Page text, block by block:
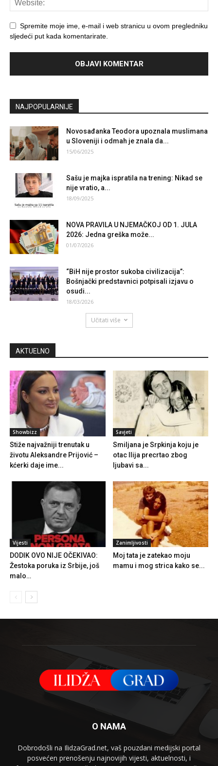
Spremite moje ime, e-mail i web stranicu u ovom pregledniku
sljedeći put kada komentarirate.
NAJPOPULARNIJE
Novosađanka Teodora upoznala muslimana
u Sloveniji i odmah je znala da...
15/06/2025
Sašu je majka ispratila na trening: Nikad se
nije vratio, a...
18/09/2025
NOVA PRAVILA U NJEMAČKOJ OD 1. JULA
2026: Jedna greška može...
01/07/2026
“BiH nije prostor sukoba civilizacija”:
Bošnjački predstavnici potpisali izjavu o
osudi...
18/03/2026
Učitati više
AKTUELNO
Showbizz
Stiže najvažniji trenutak u
životu Aleksandre Prijović –
kćerki daje ime...
Savjeti
Smiljana je Srpkinja koju je
otac Ilija precrtao zbog
ljubavi sa...
Vijesti
DODIK OVO NIJE OČEKIVAO:
Žestoka poruka iz Srbije, još
malo…
Zanimljivosti
Moj tata je zatekao moju
mamu i mog strica kako se...
O NAMA
Dobrodošli na IlidzaGrad.net, vaš pouzdani medijski portal
posvećen prenošenju najnovijih vijesti, aktuelnosti, i